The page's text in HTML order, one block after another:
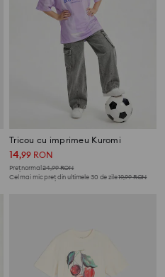
Tricou cu imprimeu Kuromi
14,99 RON
Preț normal24,99RON
Cel mai mic preț din ultimele 30 de zile19,99RON